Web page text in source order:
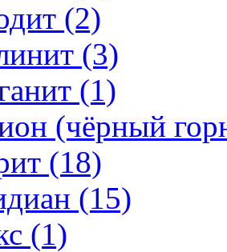
(2)
(3)
(1)
(чёрный
(18)
(15)
(1)